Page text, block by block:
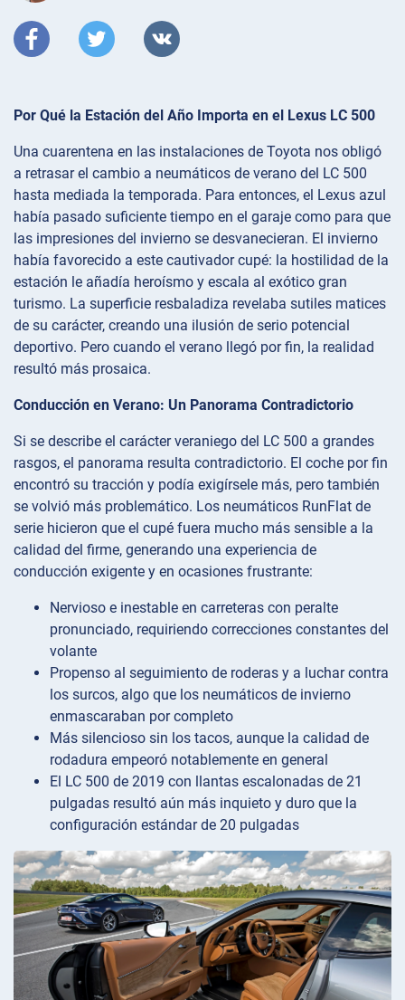
Por Qué la Estación del Año Importa en el Lexus LC 500
Una cuarentena en las instalaciones de Toyota nos obligó
a retrasar el cambio a neumáticos de verano del LC 500
hasta mediada la temporada. Para entonces, el Lexus azul
había pasado suficiente tiempo en el garaje como para que
las impresiones del invierno se desvanecieran. El invierno
había favorecido a este cautivador cupé: la hostilidad de la
estación le añadía heroísmo y escala al exótico gran
turismo. La superficie resbaladiza revelaba sutiles matices
de su carácter, creando una ilusión de serio potencial
deportivo. Pero cuando el verano llegó por fin, la realidad
resultó más prosaica.
Conducción en Verano: Un Panorama Contradictorio
Si se describe el carácter veraniego del LC 500 a grandes
rasgos, el panorama resulta contradictorio. El coche por fin
encontró su tracción y podía exigírsele más, pero también
se volvió más problemático. Los neumáticos RunFlat de
serie hicieron que el cupé fuera mucho más sensible a la
calidad del firme, generando una experiencia de
conducción exigente y en ocasiones frustrante:
Nervioso e inestable en carreteras con peralte
pronunciado, requiriendo correcciones constantes del
volante
Propenso al seguimiento de roderas y a luchar contra
los surcos, algo que los neumáticos de invierno
enmascaraban por completo
Más silencioso sin los tacos, aunque la calidad de
rodadura empeoró notablemente en general
El LC 500 de 2019 con llantas escalonadas de 21
pulgadas resultó aún más inquieto y duro que la
configuración estándar de 20 pulgadas